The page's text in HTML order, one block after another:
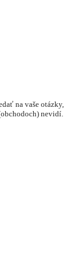
na vaše otázky,
nevidí.